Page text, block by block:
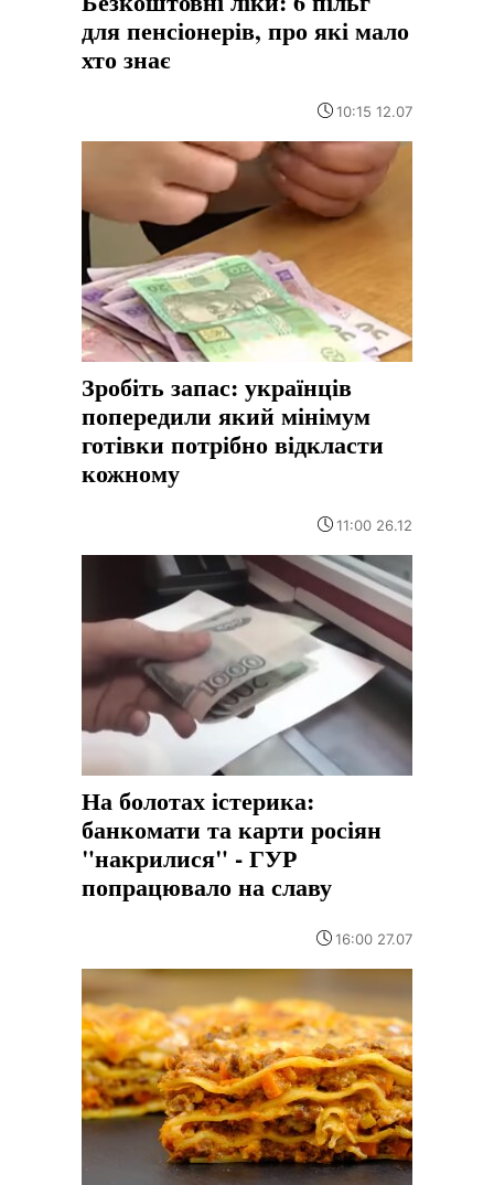
для пенсіонерів, про які мало
хто знає
10:15 12.07
Зробіть запас: українців
попередили який мінімум
готівки потрібно відкласти
кожному
11:00 26.12
На болотах істерика:
банкомати та карти росіян
"накрилися" - ГУР
попрацювало на славу
16:00 27.07